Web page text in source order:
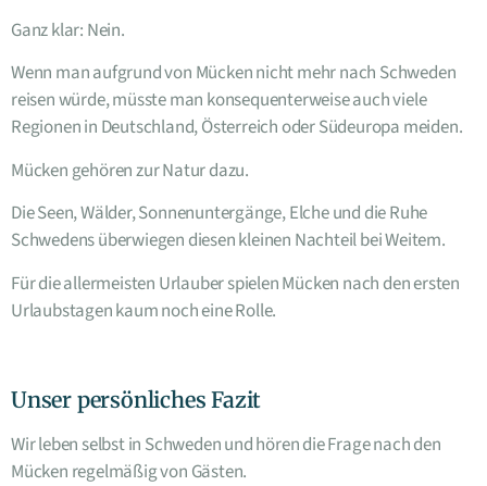
Ganz klar: Nein.
Wenn man aufgrund von Mücken nicht mehr nach Schweden
reisen würde, müsste man konsequenterweise auch viele
Regionen in Deutschland, Österreich oder Südeuropa meiden.
Mücken gehören zur Natur dazu.
Die Seen, Wälder, Sonnenuntergänge, Elche und die Ruhe
Schwedens überwiegen diesen kleinen Nachteil bei Weitem.
Für die allermeisten Urlauber spielen Mücken nach den ersten
Urlaubstagen kaum noch eine Rolle.
Unser persönliches Fazit
Wir leben selbst in Schweden und hören die Frage nach den
Mücken regelmäßig von Gästen.